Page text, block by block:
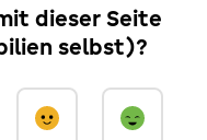
dieser Seite
selbst)?